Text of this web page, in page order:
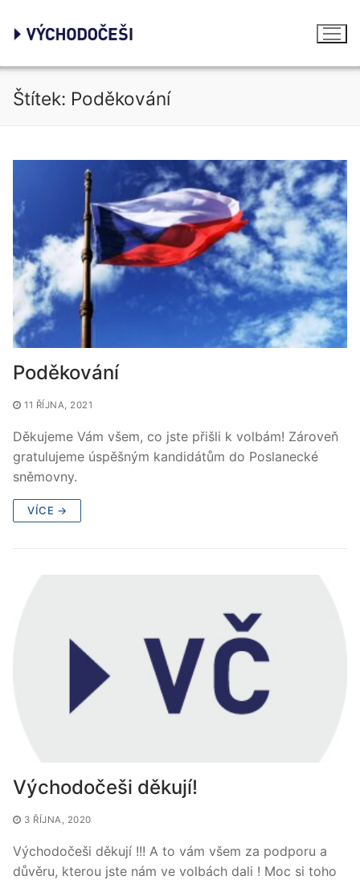
Štítek: Poděkování
Poděkování
11 ŘÍJNA, 2021
Děkujeme Vám všem, co jste přišli k volbám! Zároveň
gratulujeme úspěšným kandidátům do Poslanecké
sněmovny.
VÍCE →
Východočeši děkují!
3 ŘÍJNA, 2020
Východočeši děkují !!! A to vám všem za podporu a
důvěru, kterou jste nám ve volbách dali ! Moc si toho